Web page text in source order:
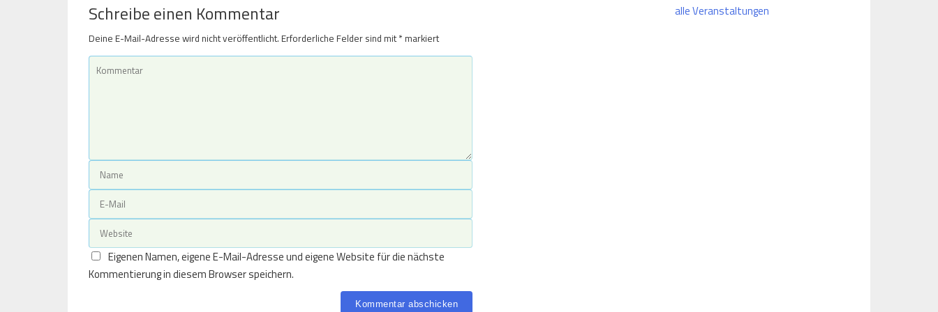
Schreibe einen Kommentar
Deine E-Mail-Adresse wird nicht veröffentlicht. Erforderliche Felder sind mit* markiert
Eigenen Namen, eigene E-Mail-Adresse und eigene Website für die nächste
Kommentierung in diesem Browser speichern.
alle Veranstaltungen